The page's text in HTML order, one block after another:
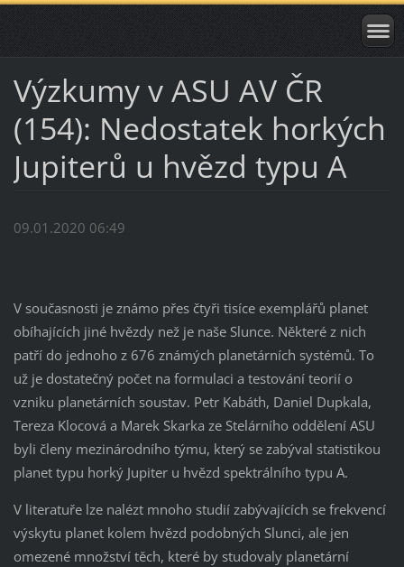
Výzkumy v ASU AV ČR
(154): Nedostatek horkých
Jupiterů u hvězd typu A
09.01.2020 06:49
V současnosti je známo přes čtyři tisíce exemplářů planet
obíhajících jiné hvězdy než je naše Slunce. Některé z nich
patří do jednoho z 676 známých planetárních systémů. To
už je dostatečný počet na formulaci a testování teorií o
vzniku planetárních soustav. Petr Kabáth, Daniel Dupkala,
Tereza Klocová a Marek Skarka ze Stelárního oddělení ASU
byli členy mezinárodního týmu, který se zabýval statistikou
planet typu horký Jupiter u hvězd spektrálního typu A.
V literatuře lze nalézt mnoho studií zabývajících se frekvencí
výskytu planet kolem hvězd podobných Slunci, ale jen
omezené množství těch, které by studovaly planetární